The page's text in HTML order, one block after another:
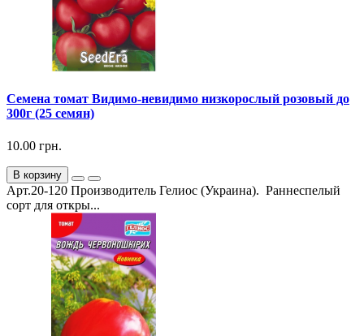
Семена томат Видимо-невидимо низкорослый розовый до
300г (25 семян)
10.00 грн.
В корзину
Арт.20-120 Производитель Гелиос (Украина). Раннеспелый
сорт для откры...